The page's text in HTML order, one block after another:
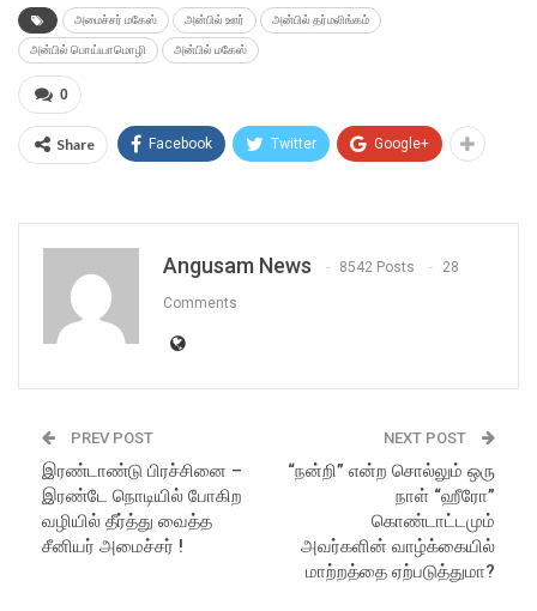
அமைச்சர் மகேஸ் அன்பில் ஊர் அன்பில் தர்மலிங்கம்
அன்பில் பொய்யாமொழி அன்பில் மகேஸ்
0
Share Facebook Twitter Google+
Angusam News 8542 Posts 28
Comments
PREV POST
இரண்டாண்டு பிரச்சினை –
இரண்டே நொடியில் போகிற
வழியில் தீர்த்து வைத்த
சீனியர் அமைச்சர் !
NEXT POST
“நன்றி” என்ற சொல்லும் ஒரு
நாள் “ஹீரோ”
கொண்டாட்டமும்
அவர்களின் வாழ்க்கையில்
மாற்றத்தை ஏற்படுத்துமா?